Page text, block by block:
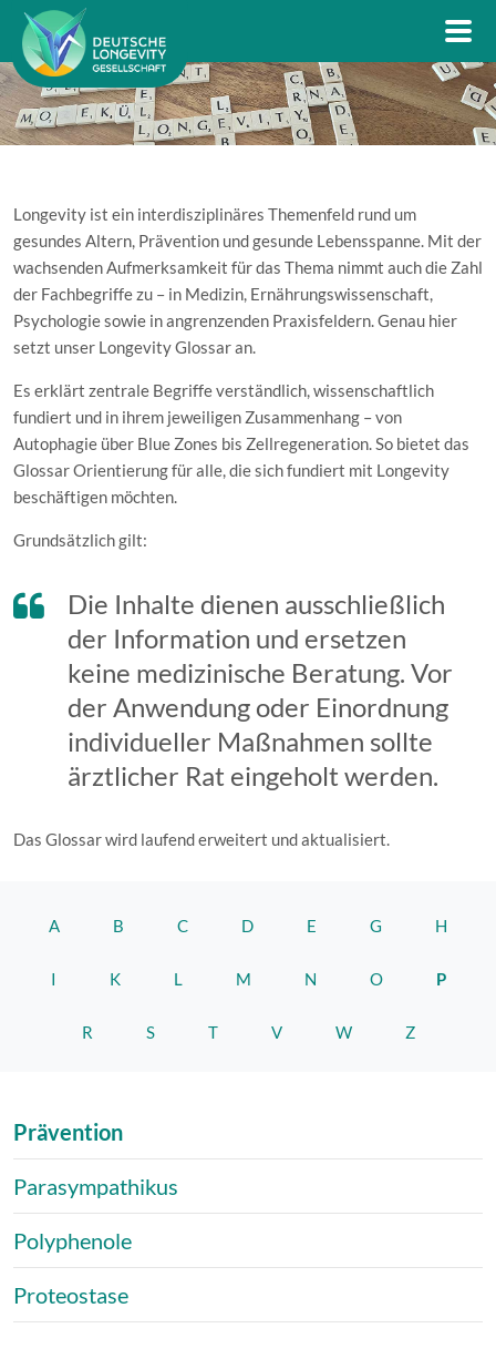
Longevity ist ein interdisziplinäres Themenfeld rund um
gesundes Altern, Prävention und gesunde Lebensspanne. Mit der
wachsenden Aufmerksamkeit für das Thema nimmt auch die Zahl
der Fachbegriffe zu – in Medizin, Ernährungswissenschaft,
Psychologie sowie in angrenzenden Praxisfeldern. Genau hier
setzt unser Longevity Glossar an.
Es erklärt zentrale Begriffe verständlich, wissenschaftlich
fundiert und in ihrem jeweiligen Zusammenhang – von
Autophagie über Blue Zones bis Zellregeneration. So bietet das
Glossar Orientierung für alle, die sich fundiert mit Longevity
beschäftigen möchten.
Grundsätzlich gilt:
Die Inhalte dienen ausschließlich
der Information und ersetzen
keine medizinische Beratung. Vor
der Anwendung oder Einordnung
individueller Maßnahmen sollte
ärztlicher Rat eingeholt werden.
Das Glossar wird laufend erweitert und aktualisiert.
A B C D E G H
I K L M N O P
R S T V W Z
Prävention
Parasympathikus
Polyphenole
Proteostase